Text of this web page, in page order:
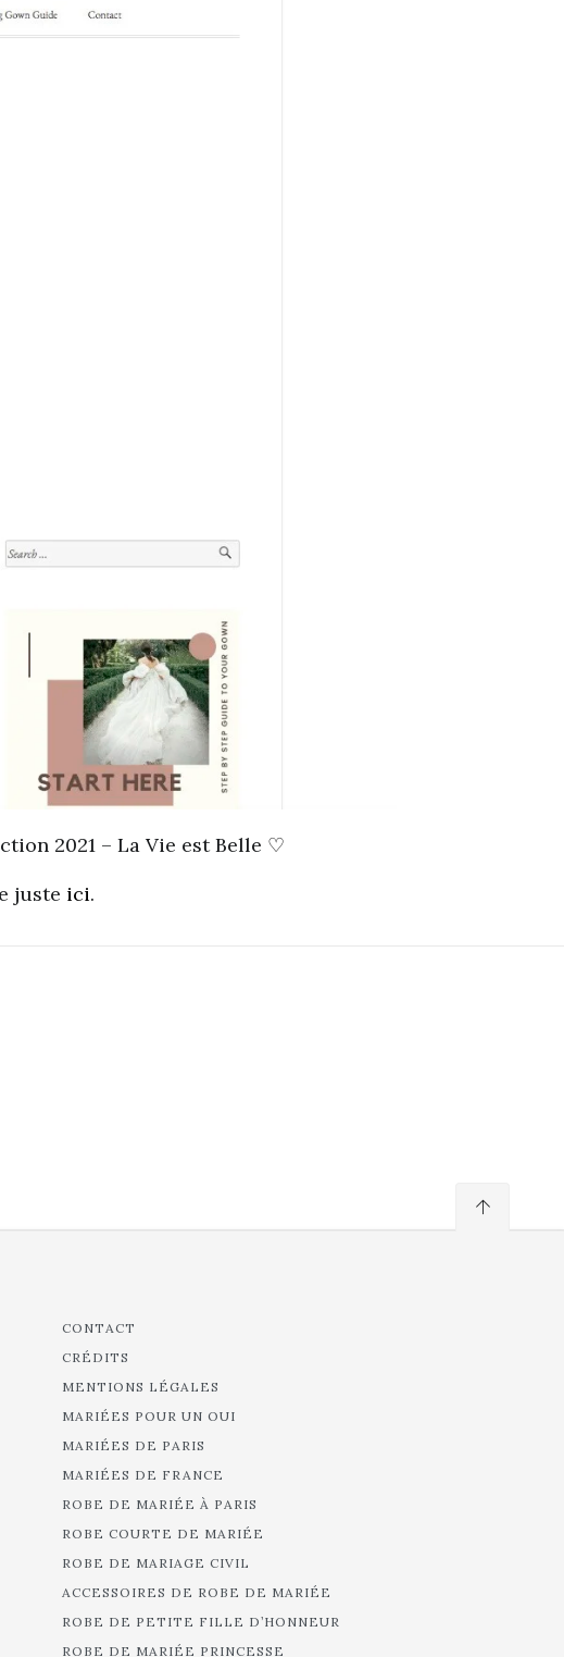
2021 – La Vie est Belle ♡
juste ici.
CONTACT
CRÉDITS
MENTIONS LÉGALES
MARIÉES POUR UN OUI
MARIÉES DE PARIS
MARIÉES DE FRANCE
ROBE DE MARIÉE À PARIS
ROBE COURTE DE MARIÉE
ROBE DE MARIAGE CIVIL
ACCESSOIRES DE ROBE DE MARIÉE
ROBE DE PETITE FILLE D’HONNEUR
ROBE DE MARIÉE PRINCESSE